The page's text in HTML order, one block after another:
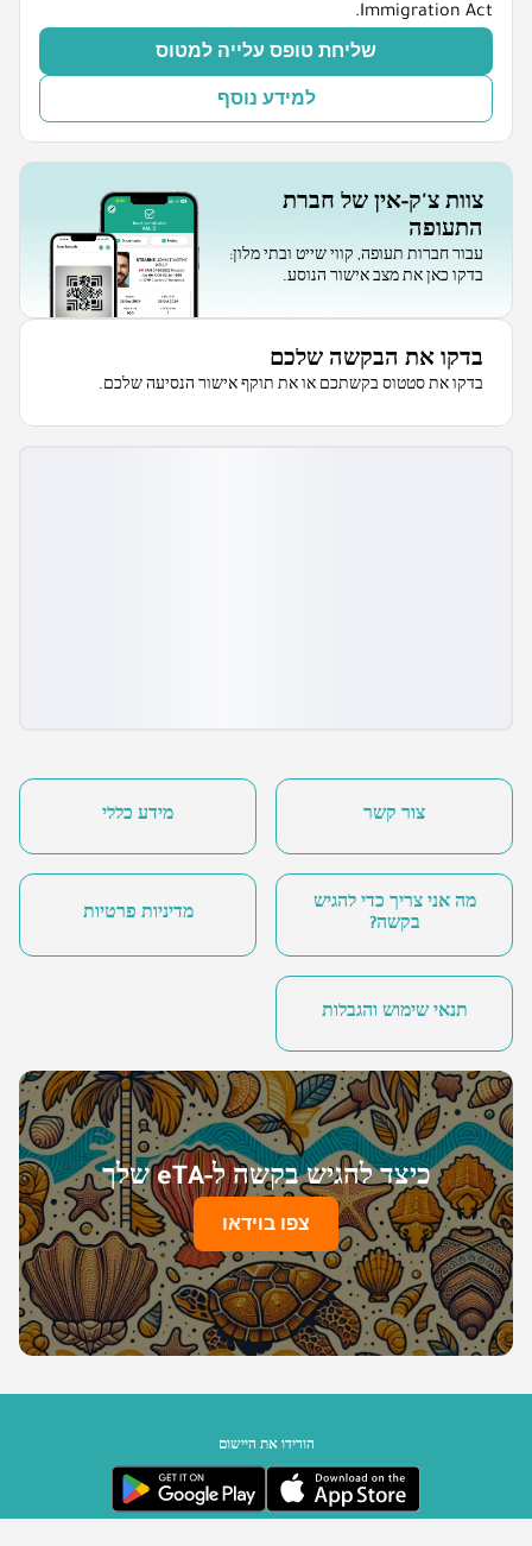
Immigration Act.
שליחת טופס עלייה למטוס
למידע נוסף
צוות צ'ק-אין של חברת
התעופה
עבור חברות תעופה, קווי שייט ובתי מלון:
בדקו כאן את מצב אישור הנוסע.
בדקו את הבקשה שלכם
בדקו את סטטוס בקשתכם או את תוקף אישור הנסיעה שלכם.
צור קשר מידע כללי
מה אני צריך כדי להגיש
בקשה?
מדיניות פרטיות
תנאי שימוש והגבלות
כיצד להגיש בקשה ל-eTA שלך
צפו בוידאו
הורידו את היישום